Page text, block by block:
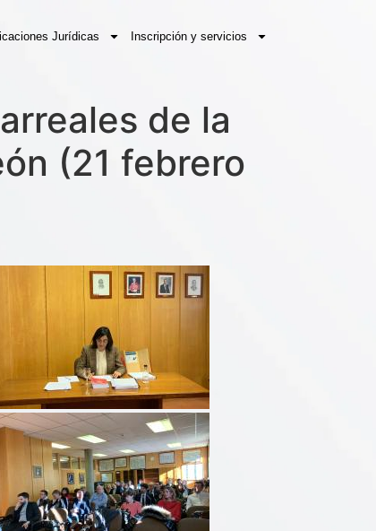
Jurídicas Inscripción y servicios
de la
(21 febrero